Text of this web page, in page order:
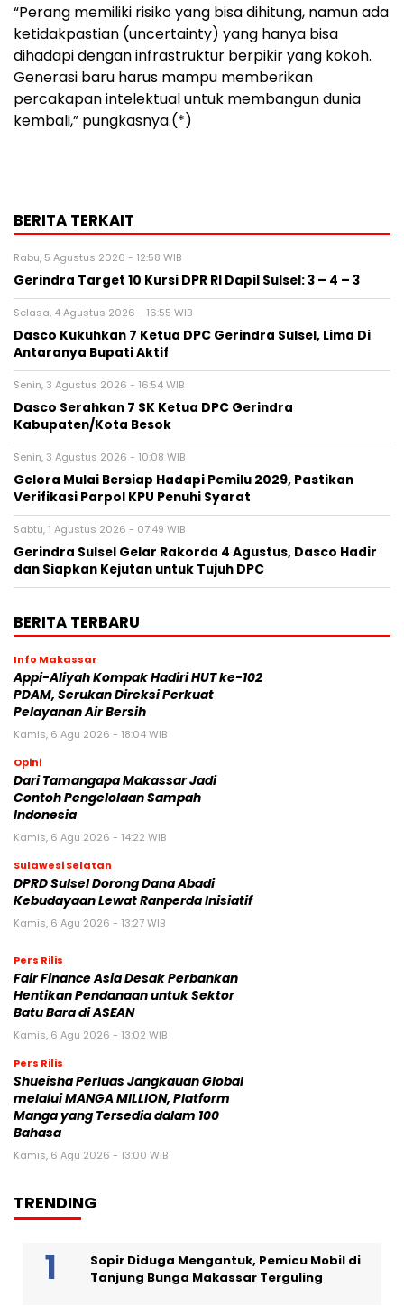
“Perang memiliki risiko yang bisa dihitung, namun ada
ketidakpastian (uncertainty) yang hanya bisa
dihadapi dengan infrastruktur berpikir yang kokoh.
Generasi baru harus mampu memberikan
percakapan intelektual untuk membangun dunia
kembali,” pungkasnya.(*)
BERITA TERKAIT
Rabu, 5 Agustus 2026 - 12:58 WIB
Gerindra Target 10 Kursi DPR RI Dapil Sulsel: 3 – 4 – 3
Selasa, 4 Agustus 2026 - 16:55 WIB
Dasco Kukuhkan 7 Ketua DPC Gerindra Sulsel, Lima Di
Antaranya Bupati Aktif
Senin, 3 Agustus 2026 - 16:54 WIB
Dasco Serahkan 7 SK Ketua DPC Gerindra
Kabupaten/Kota Besok
Senin, 3 Agustus 2026 - 10:08 WIB
Gelora Mulai Bersiap Hadapi Pemilu 2029, Pastikan
Verifikasi Parpol KPU Penuhi Syarat
Sabtu, 1 Agustus 2026 - 07:49 WIB
Gerindra Sulsel Gelar Rakorda 4 Agustus, Dasco Hadir
dan Siapkan Kejutan untuk Tujuh DPC
BERITA TERBARU
Info Makassar
Appi-Aliyah Kompak Hadiri HUT ke-102
PDAM, Serukan Direksi Perkuat
Pelayanan Air Bersih
Kamis, 6 Agu 2026 - 18:04 WIB
Opini
Dari Tamangapa Makassar Jadi
Contoh Pengelolaan Sampah
Indonesia
Kamis, 6 Agu 2026 - 14:22 WIB
Sulawesi Selatan
DPRD Sulsel Dorong Dana Abadi
Kebudayaan Lewat Ranperda Inisiatif
Kamis, 6 Agu 2026 - 13:27 WIB
Pers Rilis
Fair Finance Asia Desak Perbankan
Hentikan Pendanaan untuk Sektor
Batu Bara di ASEAN
Kamis, 6 Agu 2026 - 13:02 WIB
Pers Rilis
Shueisha Perluas Jangkauan Global
melalui MANGA MILLION, Platform
Manga yang Tersedia dalam 100
Bahasa
Kamis, 6 Agu 2026 - 13:00 WIB
TRENDING
Sopir Diduga Mengantuk, Pemicu Mobil di
Tanjung Bunga Makassar Terguling